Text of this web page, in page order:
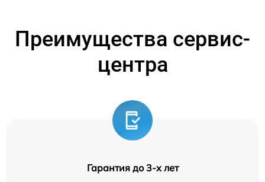
Преимущества сервис-
центра
Гарантия до 3-х лет